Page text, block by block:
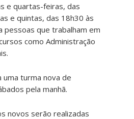
e quartas-feiras, das
e quintas, das 18h30 às
pessoas que trabalham em
como Administração
turma nova de
pela manhã.
novos serão realizadas